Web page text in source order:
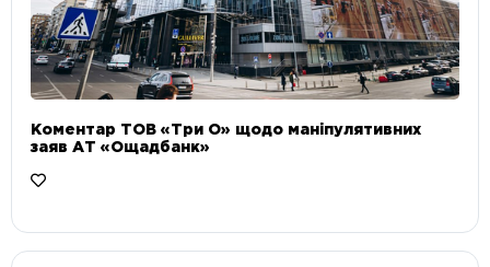
Коментар ТОВ «Три О» щодо маніпулятивних
заяв АТ «Ощадбанк»